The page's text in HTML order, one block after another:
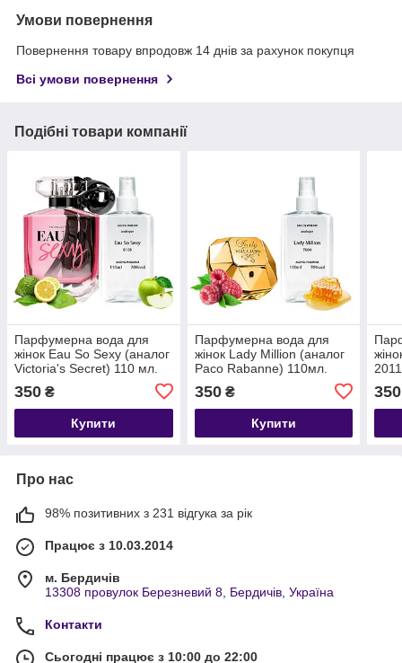
Умови повернення
Повернення товару впродовж 14 днів за рахунок покупця
Всі умови повернення
Подібні товари компанії
Парфумерна вода для
жінок Eau So Sexy (аналог
Victoria's Secret) 110 мл.
350 ₴
Купити
Парфумерна вода для
жінок Lady Million (аналог
Paco Rabanne) 110мл.
350₴
Купити
350
Про нас
98% позитивних з 231 відгука за рік
Працює з 10.03.2014
м. Бердичів
13308 провулок Березневий 8, Бердичів, Україна
Контакти
Сьогодні працює з 10:00 до 22:00